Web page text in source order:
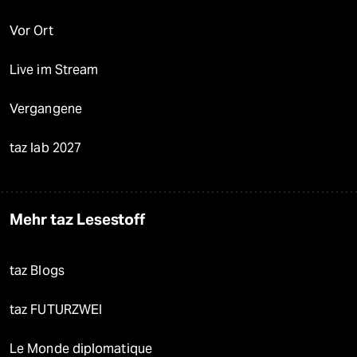
Vor Ort
Live im Stream
Vergangene
taz lab 2027
Mehr taz Lesestoff
taz Blogs
taz FUTURZWEI
Le Monde diplomatique